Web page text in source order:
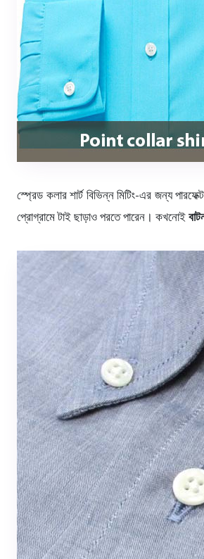
স্প্রেড কলার শার্ট বিভিন্ন মিটিং-এর জন্য
প্রোগ্রামে টাই ছাড়াও পরতে পারেন। কখনোই